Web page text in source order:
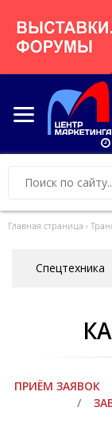
Главная страница ›
Спецтехника
ПРИЁМ ЗАЯВОК
/